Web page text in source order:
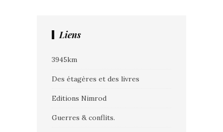
Liens
3945km
Des étagères et des livres
Editions Nimrod
Guerres & conflits.